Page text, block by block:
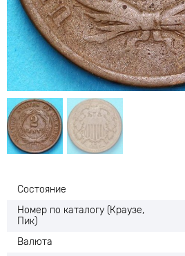
Состояние
Номер по каталогу (Краузе,
Пик)
Валюта